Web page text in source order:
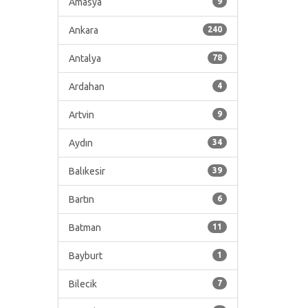
240
Ankara
78
Antalya
4
Ardahan
9
Artvin
34
Aydın
39
Balıkesir
6
Bartın
11
Batman
1
Bayburt
7
Bilecik